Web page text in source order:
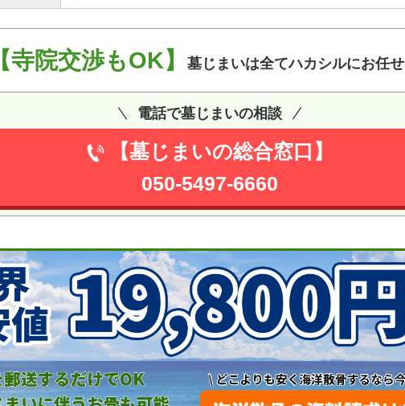
【寺院交渉もOK】 墓じまいは全てハカシルにお任せ
電話で墓じまいの相談
【墓じまいの総合窓口】
050-5497-6660